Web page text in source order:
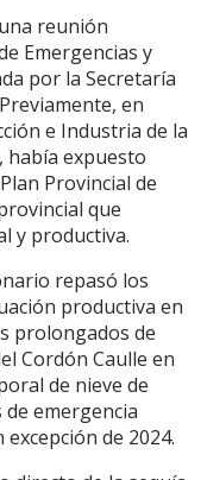
reunión
Emergencias y
por la Secretaría
en
e Industria de la
había expuesto
Provincial de
que
y productiva.
repasó los
productiva en
prolongados de
Cordón Caulle en
de nieve de
de emergencia
de 2024.